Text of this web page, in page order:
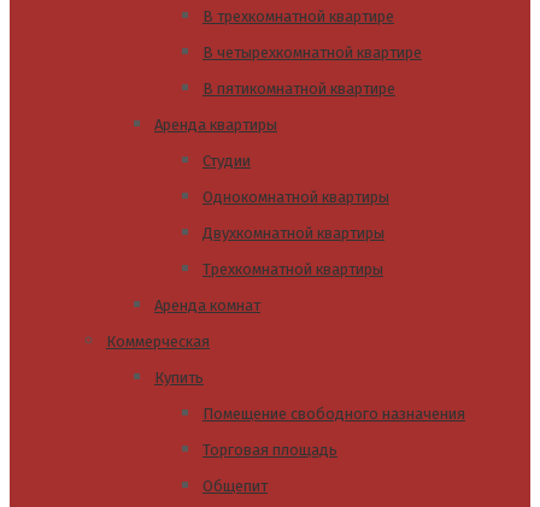
В трехкомнатной квартире
В четырехкомнатной квартире
В пятикомнатной квартире
Аренда квартиры
Студии
Однокомнатной квартиры
Двухкомнатной квартиры
Трехкомнатной квартиры
Аренда комнат
Коммерческая
Купить
Помещение свободного назначения
Торговая площадь
Общепит